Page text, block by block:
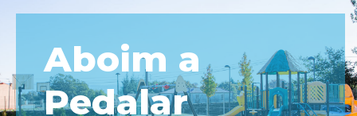
Aboim a
Pedalar